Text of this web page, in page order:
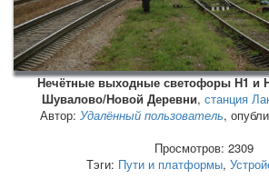
Нечётные выходные светофоры Н1 и
Шувалово/Новой Деревни, станция
Автор: Удалённый пользователь,
Просмотров: 2309
Тэги: Пути и платформы,